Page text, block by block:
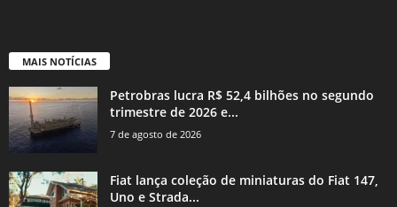
MAIS NOTÍCIAS
Petrobras lucra R$ 52,4 bilhões no segundo
trimestre de 2026 e...
7 de agosto de 2026
Fiat lança coleção de miniaturas do Fiat 147,
Uno e Strada...